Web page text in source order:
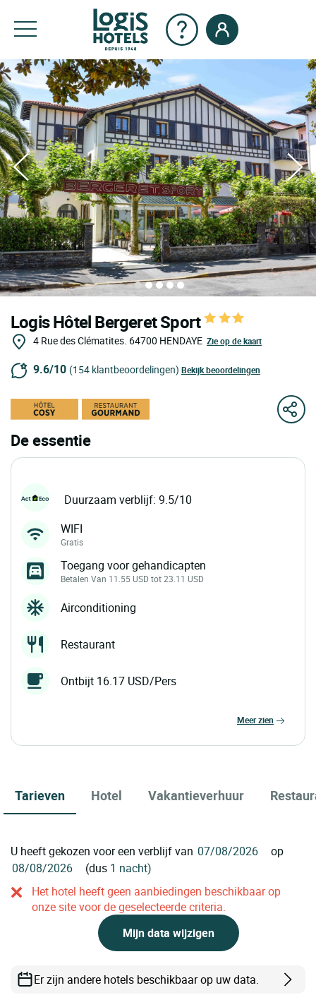
Logis Hôtel Bergeret Sport
4 Rue des Clématites. 64700 HENDAYE Zie op de kaart
9.6/10 (154 klantbeoordelingen) Bekijk beoordelingen
De essentie
Duurzaam verblijf: 9.5/10
WIFI
Gratis
Toegang voor gehandicapten
Betalen Van 11.55 USD tot 23.11 USD
Airconditioning
Restaurant
Ontbijt 16.17 USD/Pers
meer zien
Tarieven Hotel Vakantieverhuur
U heeft gekozen voor een verblijf van
op
(dus 1 nacht)
Het hotel heeft geen aanbiedingen beschikbaar op
onze site voor de geselecteerde criteria.
Mijn data wijzigen
Er zijn andere hotels beschikbaar op uw data.